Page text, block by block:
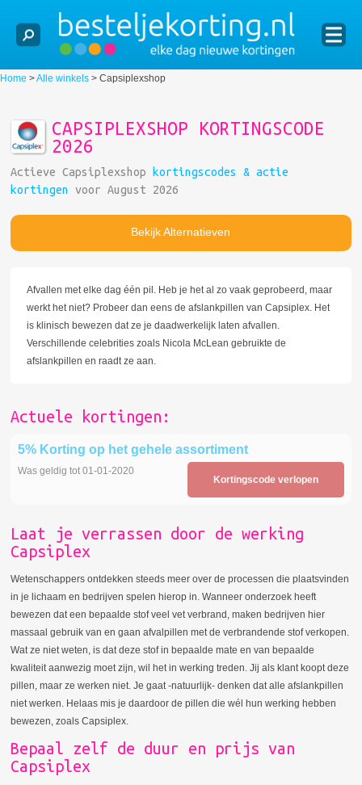
Home >Alle winkels > Capsiplexshop
CAPSIPLEXSHOP KORTINGSCODE
2026
Actieve Capsiplexshop kortingscodes & actie
kortingen
voor August 2026
Bekijk Alternatieven
Afvallen met elke dag één pil. Heb je het al zo vaak geprobeerd, maar
werkt het niet? Probeer dan eens de afslankpillen van Capsiplex. Het
is klinisch bewezen dat ze je daadwerkelijk laten afvallen.
Verschillende celebrities zoals Nicola McLean gebruikte de
afslankpillen en raadt ze aan.
Actuele kortingen:
5% Korting op het gehele assortiment
Kortingscode verlopen
Was geldig tot 01-01-2020
Laat je verrassen door de werking
Capsiplex
Wetenschappers ontdekken steeds meer over de processen die plaatsvinden
in je lichaam en bedrijven spelen hierop in. Wanneer onderzoek heeft
bewezen dat een bepaalde stof veel vet verbrand, maken bedrijven hier
massaal gebruik van en gaan afvalpillen met de verbrandende stof verkopen.
Wat ze niet weten, is dat deze stof in bepaalde mate en van bepaalde
kwaliteit aanwezig moet zijn, wil het in werking treden. Jij als klant koopt deze
pillen, maar ze werken niet. Je gaat -natuurlijk- denken dat alle afslankpillen
niet werken. Helaas mis je daardoor de pillen die wél hun werking hebben
bewezen, zoals Capsiplex.
Bepaal zelf de duur en prijs van
Capsiplex